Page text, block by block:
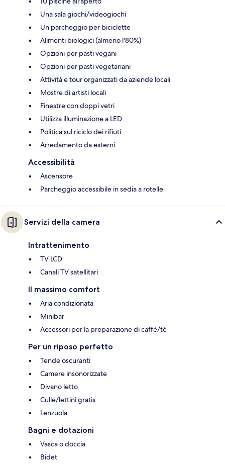
Una sala giochi/videogiochi
Un parcheggio per biciclette
Alimenti biologici (almeno l'80%)
Opzioni per pasti vegani
Opzioni per pasti vegetariani
Attività e tour organizzati da aziende locali
Mostre di artisti locali
Finestre con doppi vetri
Utilizza illuminazione a LED
Politica sul riciclo dei rifiuti
Arredamento da esterni
Accessibilità
Ascensore
Parcheggio accessibile in sedia a rotelle
Servizi della camera
Intrattenimento
TV LCD
Canali TV satellitari
Il massimo comfort
Aria condizionata
Minibar
Accessori per la preparazione di caffè/tè
Per un riposo perfetto
Tende oscuranti
Camere insonorizzate
Divano letto
Culle/lettini gratis
Lenzuola
Bagni e dotazioni
Vasca o doccia
Bidet